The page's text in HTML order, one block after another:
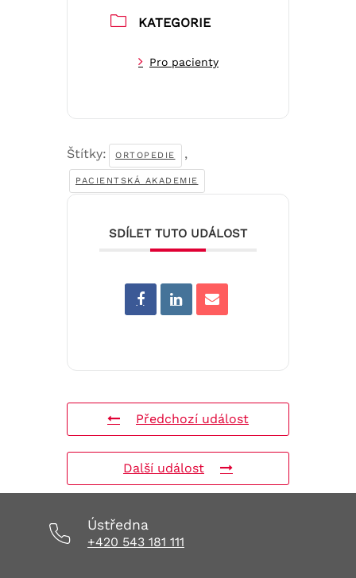
KATEGORIE
Pro pacienty
Štítky: ORTOPEDIE ,
PACIENTSKÁ AKADEMIE
SDÍLET TUTO UDÁLOST
Předchozí událost
Další událost
Ústředna
+420 543 181 111